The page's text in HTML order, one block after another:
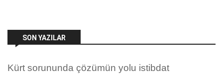
SON YAZILAR
Kürt sorununda çözümün yolu istibdat